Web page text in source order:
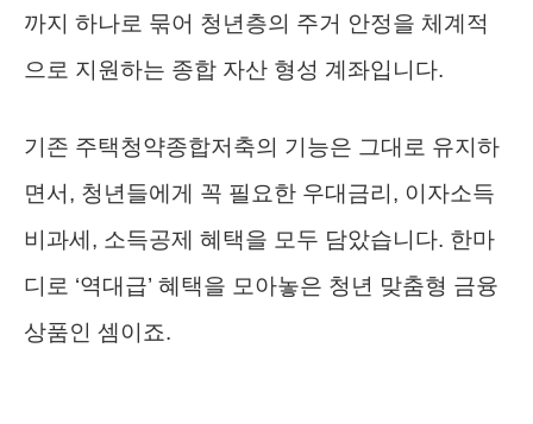
까지 하나로 묶어 청년층의 주거 안정을 체계적
으로 지원하는 종합 자산 형성 계좌입니다.
기존 주택청약종합저축의 기능은 그대로 유지하
면서, 청년들에게 꼭 필요한 우대금리, 이자소득
비과세, 소득공제 혜택을 모두 담았습니다. 한마
디로 ‘역대급’ 혜택을 모아놓은 청년 맞춤형 금융
상품인 셈이죠.